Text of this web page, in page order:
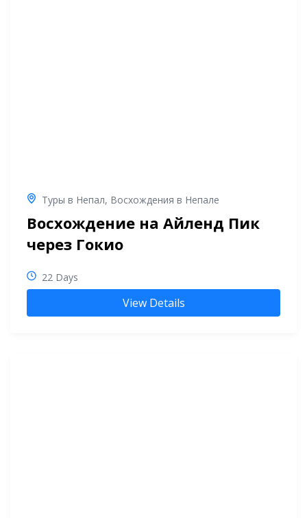
Туры в Непал, Восхождения в Непале
Восхождение на Айленд Пик
через Гокио
22 Days
View Details